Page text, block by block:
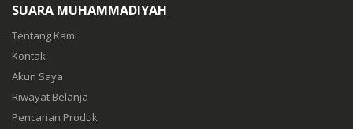
SUARA MUHAMMADIYAH
Tentang Kami
Kontak
Akun Saya
Riwayat Belanja
Pencarian Produk